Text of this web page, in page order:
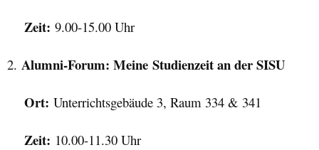
Zeit: 9.00-15.00 Uhr
2. Alumni-Forum: Meine Studienzeit an der SISU
Ort: Unterrichtsgebäude 3, Raum 334 & 341
Zeit: 10.00-11.30 Uhr